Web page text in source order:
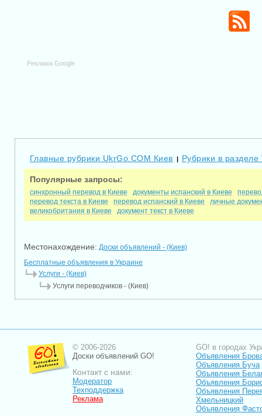
Реклама Google
Главные рубрики UkrGo.COM Киев | Рубрики в разделе
Популярные запросы:
синхронный перевод в Киеве документы испанский в Киеве
перевод текста в Киеве
перевод испанский в Киеве
личные
великобритания в Киеве
документ текст в Киеве
Местонахождение: Доски объявлений - (Киев)
Бесплатные объявления в Украине
Услуги - (Киев)
Услуги переводчиков - (Киев)
© 2006-2026
Доски объявлений GO!
Контакт с нами:
Модератор
Техподдержка
Реклама
GO! в городах
Объявления
Объявления Буча
Объявления
Объявления
Объявления
Хмельницкий
Объявления